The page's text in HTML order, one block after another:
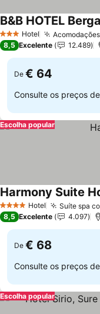
3 EstrelasHotel
B&B HOTEL
8,5 Excelente 12.489
De € 64
Consulte os preços de
Escolha popular
4 EstrelasHotel Suíte spa
Harmony Suite
8,5 Excelente 4.097
De € 68
Consulte os preços de
Escolha popular